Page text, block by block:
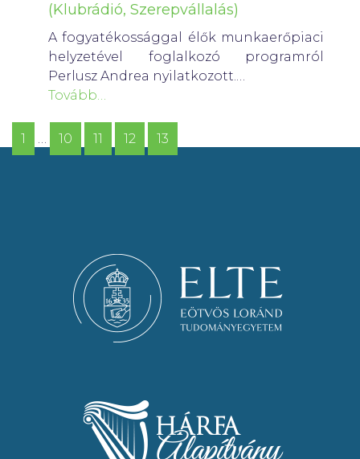
(Klubrádió, Szerepvállalás)
A fogyatékossággal élők munkaerőpiaci
helyzetével foglalkozó programról
Perlusz Andrea nyilatkozott.…
Tovább…
1 … 10 11 12 13